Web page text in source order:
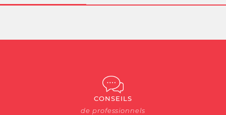
CONSEILS
de professionnels